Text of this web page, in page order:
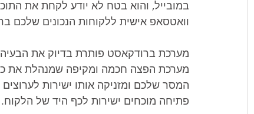
וואטסאפ אישית ללקוחות הנכונים שלכם
מערכת ברודקאסט פותרת בדיוק את
מערכת הפצה חכמה ומקיפה שמנהלת את
פתיחה מוכחים ישירות לכף היד של הלקוח.